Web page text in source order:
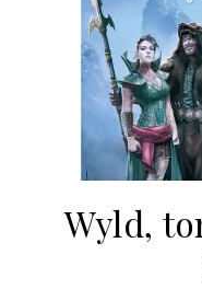
Wyld,